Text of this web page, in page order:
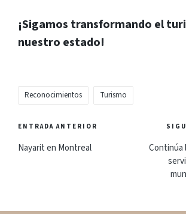
¡Sigamos transformando el
nuestro estado!
Reconocimientos Turismo
Navegación
de
ENTRADA ANTERIOR
Nayarit en Montreal
Continúa